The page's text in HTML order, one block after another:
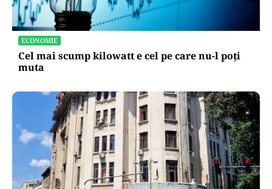
ECONOMIE
Cel mai scump kilowatt e cel pe care nu-l poți
muta